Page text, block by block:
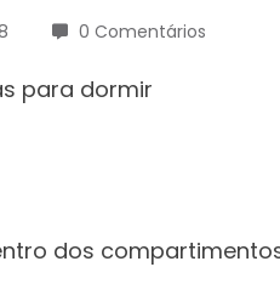
0 Comentários
dos